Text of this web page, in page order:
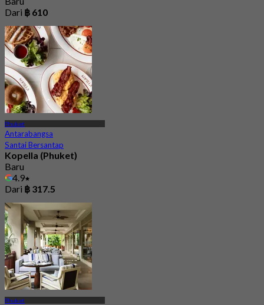
Dari ฿ 610
Phuket
Antarabangsa
Santai Bersantap
Kopella (Phuket)
Baru
4.9
Dari ฿ 317.5
Phuket